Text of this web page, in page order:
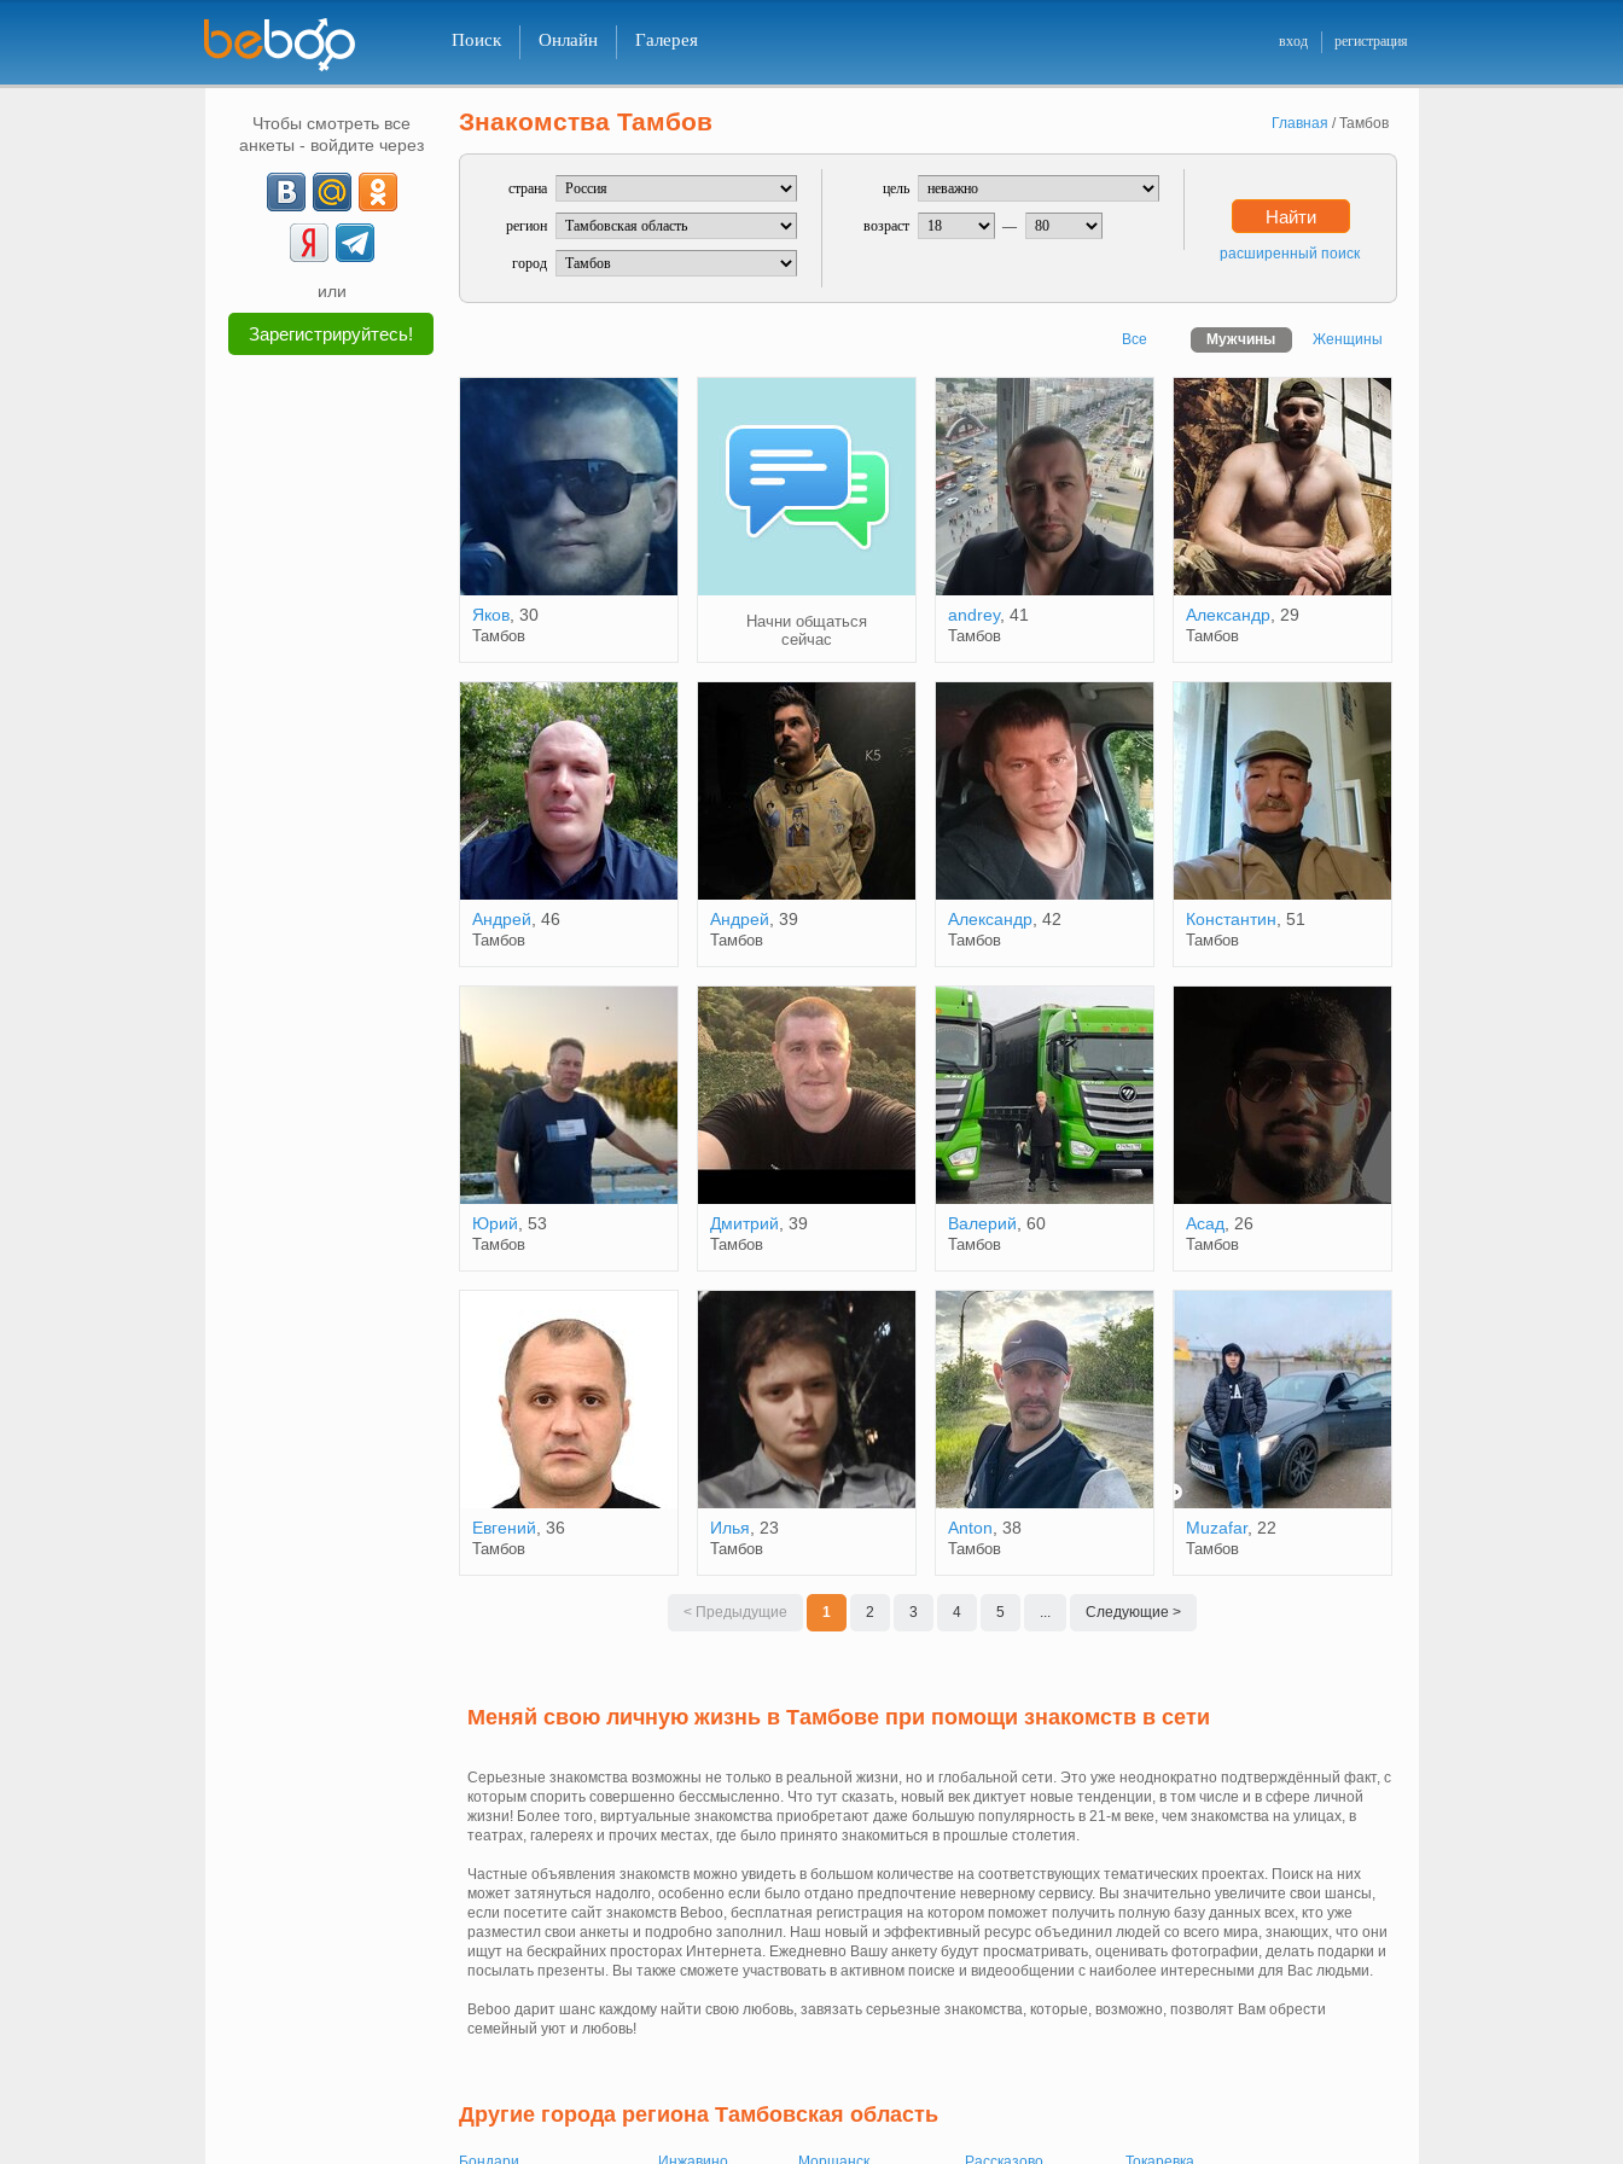
Поиск Онлайн Галерея вход регистрация
Чтобы смотреть все
анкеты - войдите через
или
Зарегистрируйтесь!
Знакомства Тамбов Главная /Тамбов
страна
регион
город
цель
возраст — Найти
расширенный поиск
Все Мужчины Женщины
Яков, 30
Тамбов
Начни общаться
сейчас
andrey, 41
Тамбов
Александр, 29
Тамбов
Андрей , 46
Тамбов
Андрей , 39
Тамбов
Александр, 42
Тамбов
Константин , 51
Тамбов
Юрий , 53
Тамбов
Дмитрий , 39
Тамбов
Валерий , 60
Тамбов
Асад , 26
Тамбов
Евгений , 36
Тамбов
Илья , 23
Тамбов
Anton , 38
Тамбов
Muzafar, 22
Тамбов
< Предыдущие 1 2 3 4 5 ... Следующие >
Меняй свою личную жизнь в Тамбове при помощи знакомств в сети
Серьезные знакомства возможны не только в реальной жизни, но и глобальной сети. Это уже неоднократно подтверждённый факт, с
которым спорить совершенно бессмысленно. Что тут сказать, новый век диктует новые тенденции, в том числе и в сфере личной
жизни! Более того, виртуальные знакомства приобретают даже большую популярность в 21-м веке, чем знакомства на улицах, в
театрах, галереях и прочих местах, где было принято знакомиться в прошлые столетия.
Частные объявления знакомств можно увидеть в большом количестве на соответствующих тематических проектах. Поиск на них
может затянуться надолго, особенно если было отдано предпочтение неверному сервису. Вы значительно увеличите свои шансы,
если посетите сайт знакомств Beboo, бесплатная регистрация на котором поможет получить полную базу данных всех, кто уже
разместил свои анкеты и подробно заполнил. Наш новый и эффективный ресурс объединил людей со всего мира, знающих, что они
ищут на бескрайних просторах Интернета. Ежедневно Вашу анкету будут просматривать, оценивать фотографии, делать подарки и
посылать презенты. Вы также сможете участвовать в активном поиске и видеообщении с наиболее интересными для Вас людьми.
Beboo дарит шанс каждому найти свою любовь, завязать серьезные знакомства, которые, возможно, позволят Вам обрести
семейный уют и любовь!
Другие города региона Тамбовская область